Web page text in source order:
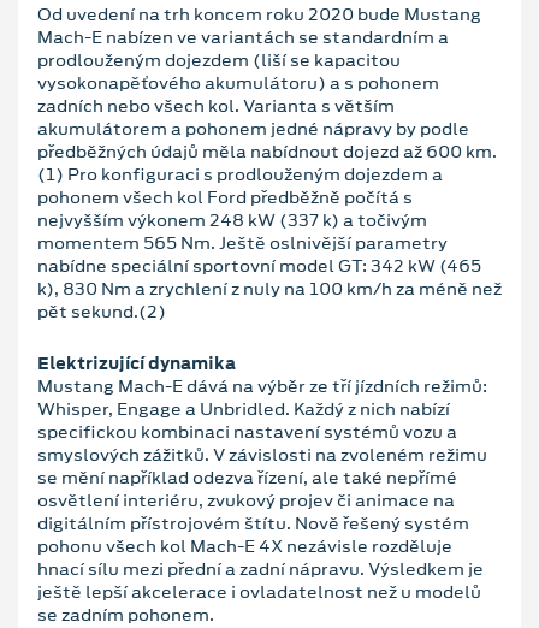
Od uvedení na trh koncem roku 2020 bude Mustang
Mach-E nabízen ve variantách se standardním a
prodlouženým dojezdem (liší se kapacitou
vysokonapěťového akumulátoru) a s pohonem
zadních nebo všech kol. Varianta s větším
akumulátorem a pohonem jedné nápravy by podle
předběžných údajů měla nabídnout dojezd až 600 km.
(1) Pro konfiguraci s prodlouženým dojezdem a
pohonem všech kol Ford předběžně počítá s
nejvyšším výkonem 248 kW (337 k) a točivým
momentem 565 Nm. Ještě oslnivější parametry
nabídne speciální sportovní model GT: 342 kW (465
k), 830 Nm a zrychlení z nuly na 100 km/h za méně než
pět sekund.(2)
Elektrizující dynamika
Mustang Mach-E dává na výběr ze tří jízdních režimů:
Whisper, Engage a Unbridled. Každý z nich nabízí
specifickou kombinaci nastavení systémů vozu a
smyslových zážitků. V závislosti na zvoleném režimu
se mění například odezva řízení, ale také nepřímé
osvětlení interiéru, zvukový projev či animace na
digitálním přístrojovém štítu. Nově řešený systém
pohonu všech kol Mach-E 4X nezávisle rozděluje
hnací sílu mezi přední a zadní nápravu. Výsledkem je
ještě lepší akcelerace i ovladatelnost než u modelů
se zadním pohonem.